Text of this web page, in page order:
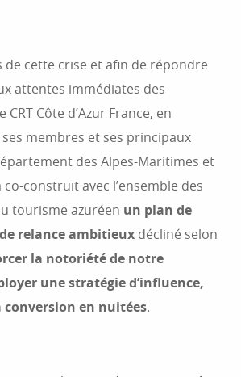
de cette crise et afin de répondre
attentes immédiates des
Côte d’Azur France, en
membres et ses principaux
des Alpes-Maritimes et
co-construit avec l’ensemble des
tourisme azuréen un plan de
relance ambitieux décliné selon
la notoriété de notre
une stratégie d’influence,
conversion en nuitées.